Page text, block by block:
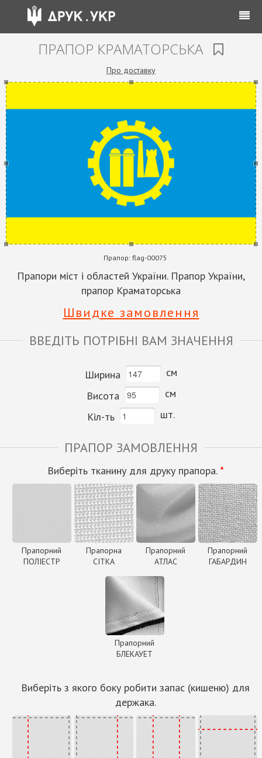
ПРАПОР КРАМАТОРСЬКА
Про доставку
Прапор: flag-00075
Прапори міст і областей України. Прапор України,
прапор Краматорська
Швидке замовлення
ВВЕДІТЬ ПОТРІБНІ ВАМ ЗНАЧЕННЯ
Ширина
см
Висота
см
Кіл-ть
шт.
ПРАПОР ЗАМОВЛЕННЯ
Виберіть тканину для друку прапора. *
Прапорний
ПОЛІЕСТР
Прапорна
СІТКА
Прапорний
АТЛАС
Прапорний
ГАБАРДИН
Прапорний
БЛЕКАУЕТ
Виберіть з якого боку робити запас (кишеню) для
держака.